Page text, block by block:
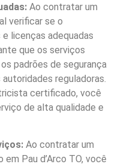
Ao contratar um
verificar se o
licenças adequadas
que os serviços
padrões de segurança
reguladoras.
certificado, você
de alta qualidade e
Ao contratar um
Pau d’Arco TO, você